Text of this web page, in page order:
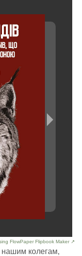
FlowPaper Flipbook Maker ↗
колегам,